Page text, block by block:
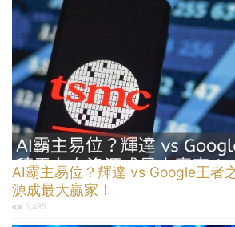
AI霸主易位？輝達 vs Google王者
源成最大贏家！
5,485